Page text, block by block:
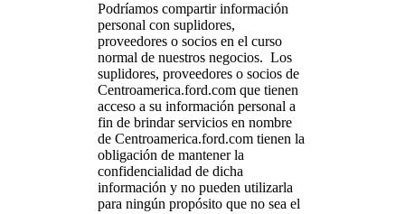
Podríamos compartir información
personal con suplidores,
proveedores o socios en el curso
normal de nuestros negocios. Los
suplidores, proveedores o socios de
Centroamerica.ford.com que tienen
acceso a su información personal a
fin de brindar servicios en nombre
de Centroamerica.ford.com tienen la
obligación de mantener la
confidencialidad de dicha
información y no pueden utilizarla
para ningún propósito que no sea el